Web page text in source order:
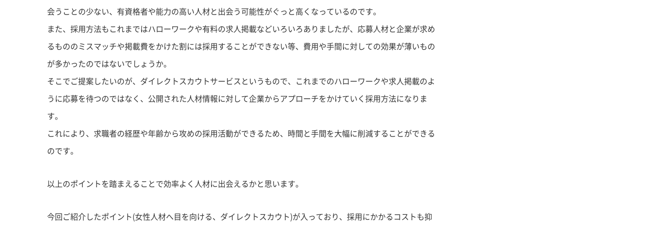
会うことの少ない、有資格者や能力の高い人材と出会う可能性がぐっと高くなっているのです。
また、採用方法もこれまではハローワークや有料の求人掲載などいろいろありましたが、応募人材と企業が求め
るもののミスマッチや掲載費をかけた割には採用することができない等、費用や手間に対しての効果が薄いもの
が多かったのではないでしょうか。
そこでご提案したいのが、ダイレクトスカウトサービスというもので、これまでのハローワークや求人掲載のよ
うに応募を待つのではなく、公開された人材情報に対して企業からアプローチをかけていく採用方法になりま
す。
これにより、求職者の経歴や年齢から攻めの採用活動ができるため、時間と手間を大幅に削減することができる
のです。
以上のポイントを踏まえることで効率よく人材に出会えるかと思います。
今回ご紹介したポイント(女性人材へ目を向ける、ダイレクトスカウト)が入っており、採用にかかるコストも抑